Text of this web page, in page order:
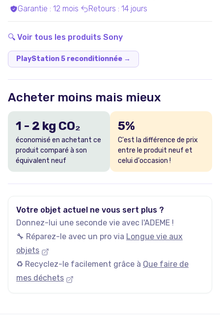
plus accessibles que jamais, tout en maximisant leur
Garantie : 12 mois Retours : 14 jours
🔍 Voir tous les produits Sony
PlayStation 5 reconditionnée →
Acheter moins mais mieux
1 - 2 kg CO₂
économisé en achetant ce
produit comparé à son
équivalent neuf
5%
C'est la différence de prix
entre le produit neuf et
celui d'occasion !
Votre objet actuel ne vous sert plus ?
Donnez-lui une seconde vie avec l'ADEME !
🔧 Réparez-le avec un pro via Longue vie aux
objets
♻️ Recyclez-le facilement grâce à Que faire de
mes déchets